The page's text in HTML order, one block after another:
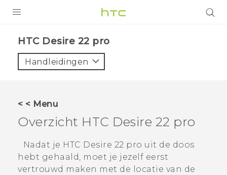
VIVE
HTC Club
SUPPORT
HTC Desire 22 pro‎
Handleidingen
< < Menu
Overzicht HTC Desire 22 pro
Nadat je HTC Desire 22 pro uit de doos
hebt gehaald, moet je jezelf eerst
vertrouwd maken met de locatie van de